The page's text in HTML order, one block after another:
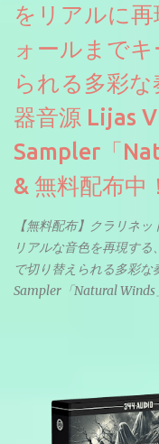
をリアルに
ォールまで
られる多彩
器音源 Lijas
Sampler「
& 無料配布中
【無料配布】クラリネ
リアルな音色を再現す
で切り替えられる多彩
Sampler「Natural Winds